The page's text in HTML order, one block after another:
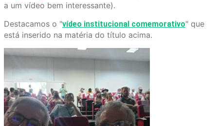
a um vídeo bem interessante).
Destacamos o "vídeo institucional comemorativo" que
está inserido na matéria do título acima.